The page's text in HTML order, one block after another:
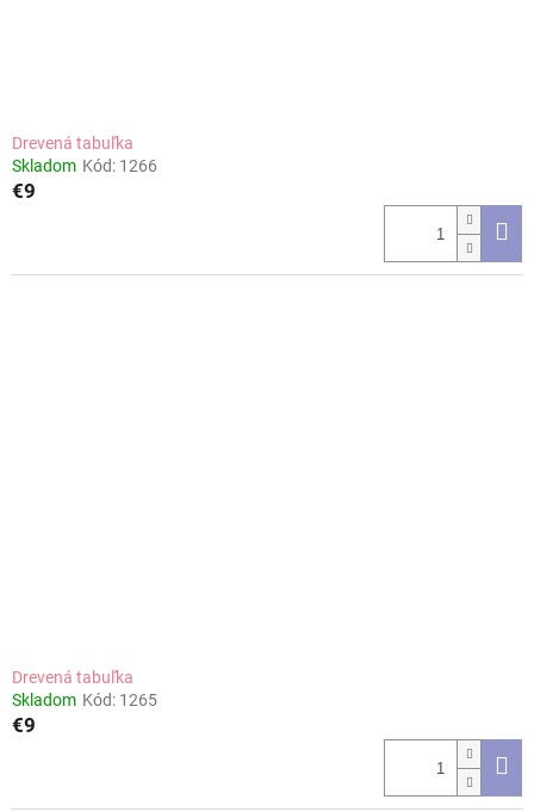
Drevená tabuľka
Skladom Kód: 1266
€9
Drevená tabuľka
Skladom Kód: 1265
€9